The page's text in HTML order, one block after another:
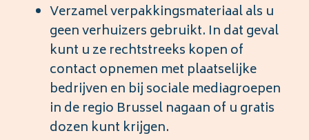
Verzamel verpakkingsmateriaal als u
geen verhuizers gebruikt. In dat geval
kunt u ze rechtstreeks kopen of
contact opnemen met plaatselijke
bedrijven en bij sociale mediagroepen
in de regio Brussel nagaan of u gratis
dozen kunt krijgen.